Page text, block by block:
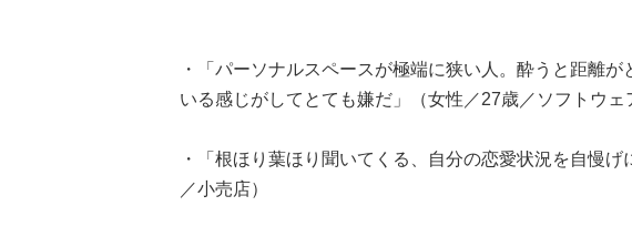
・「パーソナルスペースが極端に狭い人。酔うと距離
いる感じがしてとても嫌だ」（女性／27歳／ソフトウェ
・「根ほり葉ほり聞いてくる、自分の恋愛状況を自慢
／小売店）